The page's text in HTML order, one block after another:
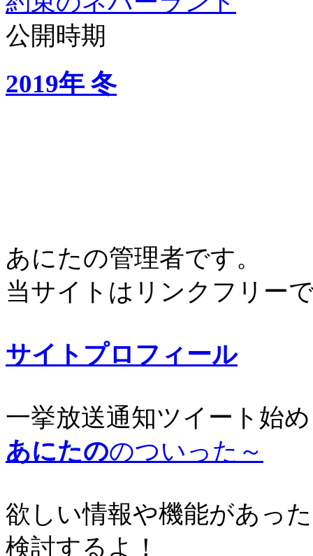
公開時期
2019年 冬
あにたの管理者です。
当サイトはリンクフリー
サイトプロフィール
一挙放送通知ツイート始
あにたののついった～
欲しい情報や機能があっ
検討するよ！